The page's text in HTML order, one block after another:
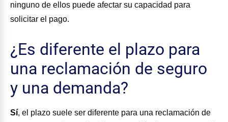
ninguno de ellos puede afectar su capacidad para
solicitar el pago.
¿Es diferente el plazo para
una reclamación de seguro
y una demanda?
Sí, el plazo suele ser diferente para una reclamación de